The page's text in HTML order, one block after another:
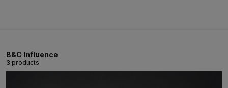
B&C Influence
3 products